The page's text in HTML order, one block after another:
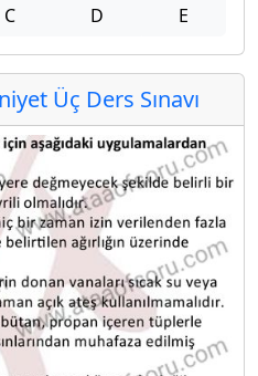
C D E
Üç Ders Sınavı